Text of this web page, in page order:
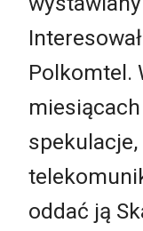
Polkomtel.
spekulacje,
oddać ją